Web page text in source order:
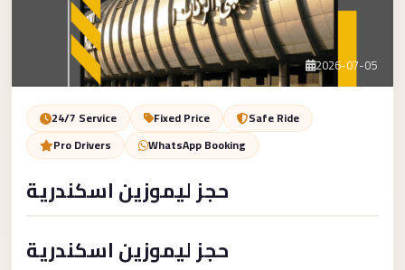
Contact Us
Book Now
2026-07-05
24/7 Service Fixed Price
Safe Ride
Pro Drivers
WhatsApp Booking
حجز ليموزين اسكندرية
حجز ليموزين اسكندرية
VIP
Limousine
Premium
airport